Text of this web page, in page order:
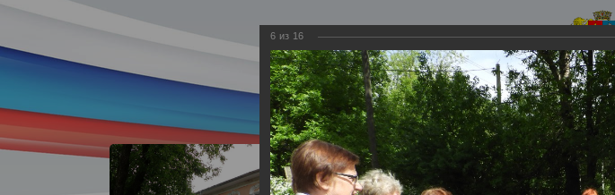
Департамент социальной
6 из 16